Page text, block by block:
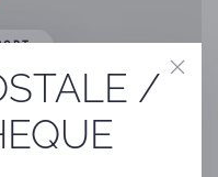
/